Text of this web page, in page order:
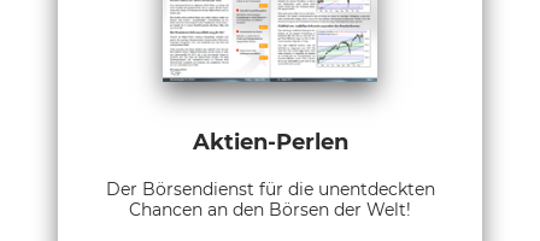
Aktien-Perlen
Der Börsendienst für die unentdeckten
Chancen an den Börsen der Welt!